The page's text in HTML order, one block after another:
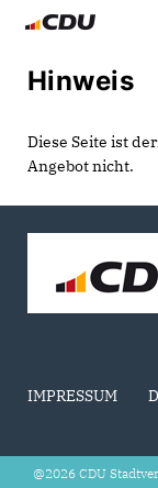
Hinweis
Diese Seite ist
Angebot nicht.
IMPRESSUM
@2026 CDU